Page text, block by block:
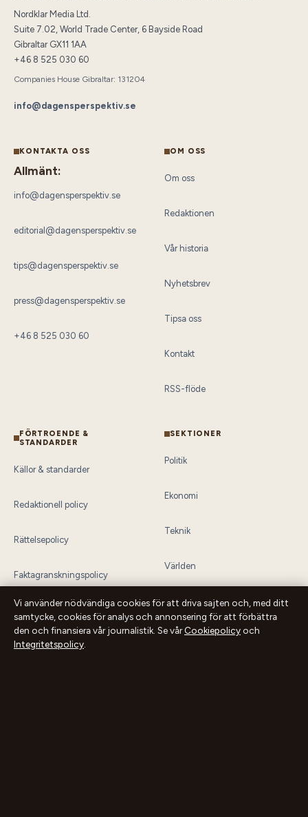
Nordklar Media Ltd.
Suite 7.02, World Trade Center, 6 Bayside Road
Gibraltar GX11 1AA
+46 8 525 030 60
Companies House Gibraltar: 131204
info@dagensperspektiv.se
KONTAKTA OSS
Allmänt:
info@dagensperspektiv.se
editorial@dagensperspektiv.se
tips@dagensperspektiv.se
press@dagensperspektiv.se
+46 8 525 030 60
OM OSS
Om oss
Redaktionen
Vår historia
Nyhetsbrev
Tipsa oss
Kontakt
RSS-flöde
FÖRTROENDE &
STANDARDER
Källor & standarder
Redaktionell policy
Rättelsepolicy
Faktagranskningspolicy
Ägande & finansiering
Integritetspolicy
SEKTIONER
Politik
Ekonomi
Teknik
Världen
Sport
Vi använder nödvändiga cookies för att driva sajten och, med ditt
samtycke, cookies för analys och annonsering för att förbättra
den och finansiera vår journalistik. Se vårCookiepolicyoch
Integritetspolicy